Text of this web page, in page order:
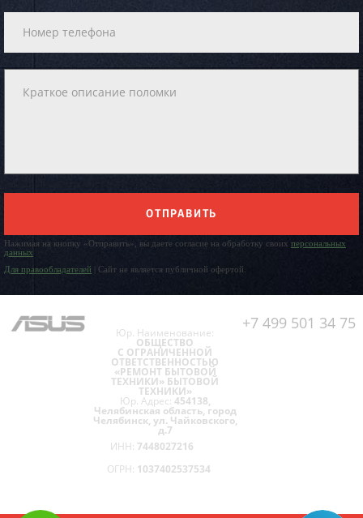
ОТПРАВИТЬ
Нажимая на кнопку «Отправить», вы даете согласие на обработку своих персональных
данных
Для правообладателей | Сайт не является публичной офертой.
+7 499 501 34 75
Юр. Наименование:
ОБЩЕСТВО
С ОГРАНИЧЕННОЙ
ОТВЕТСТВЕННОСТЬЮ
«РЕМОНТ БЫТОВОЙ
ТЕХНИКИ» БЫТОВОЙ
ТЕХНИКИ»
Юр. Адрес: 454138,
Челябинская область, город
Челябинск, ул. Чайковского,
д.7
ИНН: 7448027216
ОГРН: 1037402537534